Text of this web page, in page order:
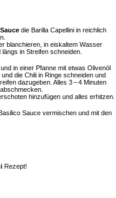
die Barilla Capellini in reichlich
blanchieren, in eiskaltem Wasser
in Streifen schneiden.
in einer Pfanne mit etwas Olivenöl
die Chili in Ringe schneiden und
dazugeben. Alles 3 – 4 Minuten
hinzufügen und alles erhitzen.
Sauce vermischen und mit den
Rezept!